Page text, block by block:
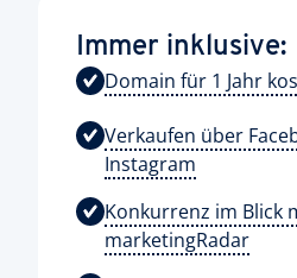
Immer inklusive:
Domain für 1 Jahr
Verkaufen über
Instagram
Konkurrenz im Blick
marketingRadar